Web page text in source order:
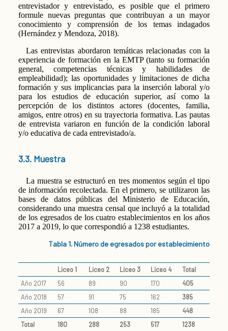
entrevistador y entrevistado, es posible que el primero
formule nuevas preguntas que contribuyan a un mayor
conocimiento y comprensión de los temas indagados
(Hernández y Mendoza, 2018).
Las entrevistas abordaron temáticas relacionadas con la
experiencia de formación en la EMTP (tanto su formación
general, competencias técnicas y habilidades de
empleabilidad); las oportunidades y limitaciones de dicha
formación y sus implicancias para la inserción laboral y/o
para los estudios de educación superior, así como la
percepción de los distintos actores (docentes, familia,
amigos, entre otros) en su trayectoria formativa. Las pautas
de entrevista variaron en función de la condición laboral
y/o educativa de cada entrevistado/a.
3.3. Muestra
La muestra se estructuró en tres momentos según el tipo
de información recolectada. En el primero, se utilizaron las
bases de datos públicas del Ministerio de Educación,
considerando una muestra censal que incluyó a la totalidad
de los egresados de los cuatro establecimientos en los años
2017 a 2019, lo que correspondió a 1238 estudiantes.
Tabla 1. Número de egresados por establecimiento
Liceo 1 Liceo 2 Liceo 3 Liceo 4
Total
Año 2017
56 89 90 170
405
Año 2018
57 91 75 162
385
Año 2019
67 108 88 185
448
Total
180 288 253 517
1238